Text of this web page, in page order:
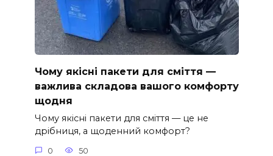
Чому якісні пакети для сміття —
важлива складова вашого комфорту
щодня
Чому якісні пакети для сміття — це не
дрібниця, а щоденний комфорт?
0 50